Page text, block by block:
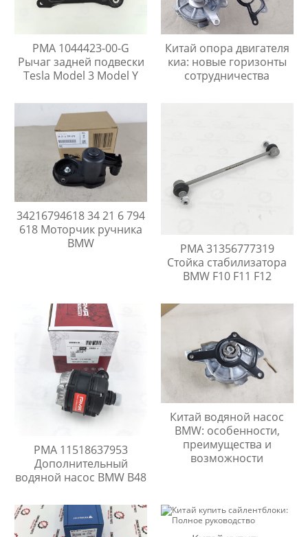
PMA 1044423-00-G
Рычаг задней подвески
Tesla Model 3 Model Y
Китай опора двигателя
киа: новые горизонты
сотрудничества
34216794618 34 21 6 794
618 Моторчик ручника
BMW
PMA 31356777319
Стойка стабилизатора
BMW F10 F11 F12
PMA 11518637953
Дополнительный
водяной насос BMW B48
Китай водяной насос
BMW: особенности,
преимущества и
возможности